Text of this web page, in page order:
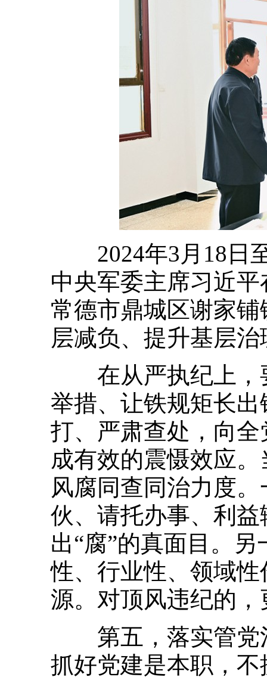
2024年3月18日
中央军委主席习近
常德市鼎城区谢家
层减负、提升基层
在从严执纪上，
举措、让铁规矩长
打、严肃查处，向
成有效的震慑效应
风腐同查同治力度
伙、请托办事、利
出“腐”的真面目。
性、行业性、领域
源。对顶风违纪的
第五，落实管党
抓好党建是本职，